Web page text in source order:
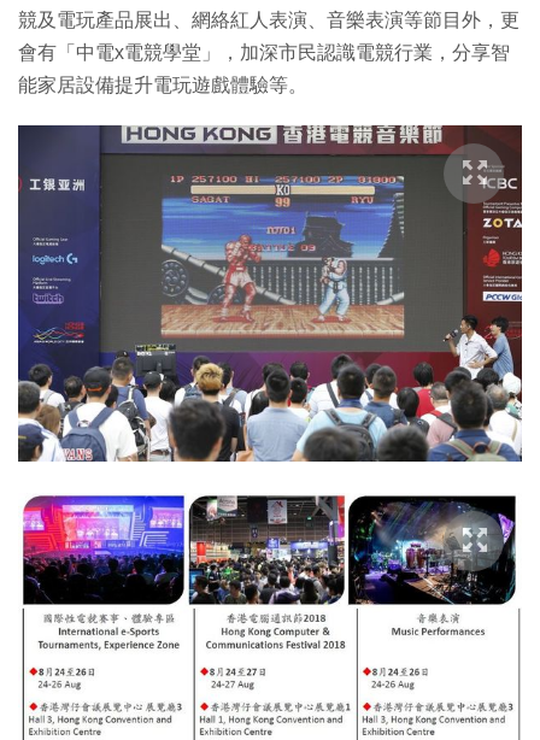
競及電玩產品展出、網絡紅人表演、音樂表演等節目外，更
會有「中電x電競學堂」，加深市民認識電競行業，分享智
能家居設備提升電玩遊戲體驗等。